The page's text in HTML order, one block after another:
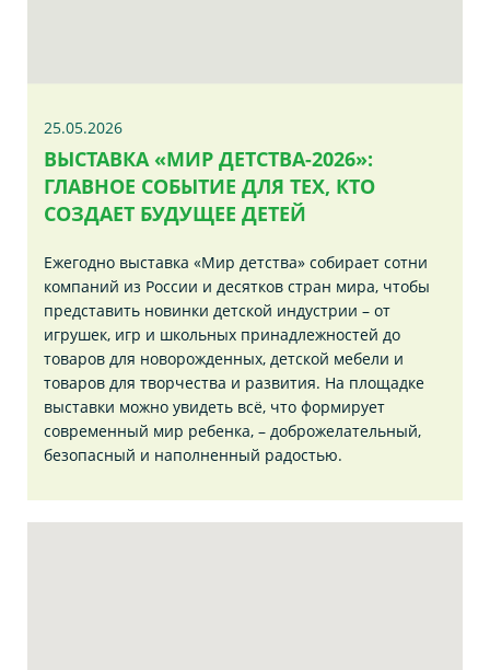
25.05.2026
ВЫСТАВКА «МИР ДЕТСТВА-2026»:
ГЛАВНОЕ СОБЫТИЕ ДЛЯ ТЕХ, КТО
СОЗДАЕТ БУДУЩЕЕ ДЕТЕЙ
Ежегодно выставка «Мир детства» собирает сотни
компаний из России и десятков стран мира, чтобы
представить новинки детской индустрии – от
игрушек, игр и школьных принадлежностей до
товаров для новорожденных, детской мебели и
товаров для творчества и развития. На площадке
выставки можно увидеть всё, что формирует
современный мир ребенка, – доброжелательный,
безопасный и наполненный радостью.